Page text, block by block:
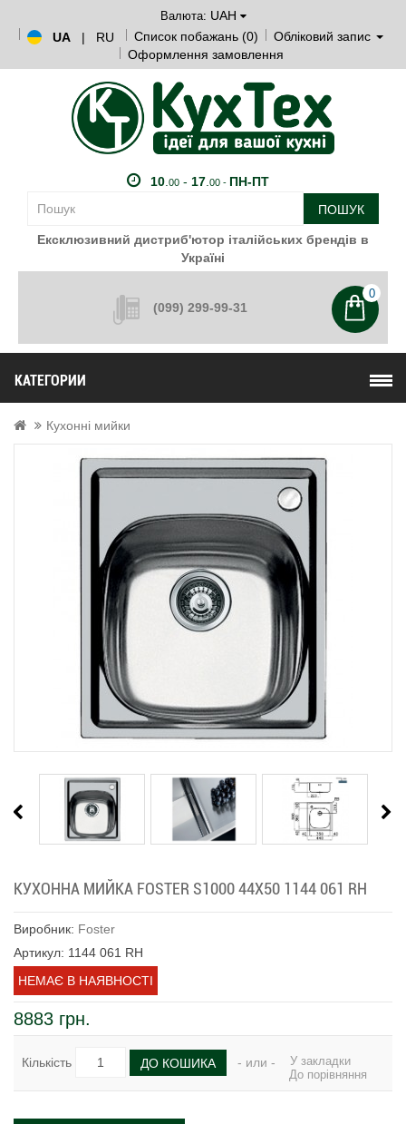
Валюта: UAH
UA
| RU Список побажань (0)
Обліковий запис
Оформлення замовлення
10. 00- 17. 00 - ПН-ПТ
ПОШУК
Ексклюзивний дистриб'ютор італійських брендів в
Україні
(099) 299-99-31
0
КАТЕГОРИИ
Кухонні мийки
КУХОННА МИЙКА FOSTER S1000 44Х50 1144 061 RH
Виробник: Foster
Артикул: 1144 061 RH
НЕМАЄ В НАЯВНОСТІ
8883 грн.
Кількість ДО КОШИКА - или -
У закладки
До порівняння